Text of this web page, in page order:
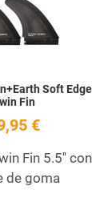
Soft Edge
Fin
€
Fin 5.5'' con
de goma